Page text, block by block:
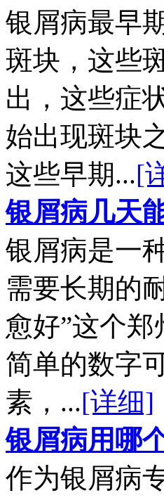
银屑病最早
斑块，这些
出，这些症
始出现斑块
这些早期...[
银屑病几天
银屑病是一
需要长期的
愈好”这个
简单的数字
素，...[详细]
银屑病用哪
作为银屑病